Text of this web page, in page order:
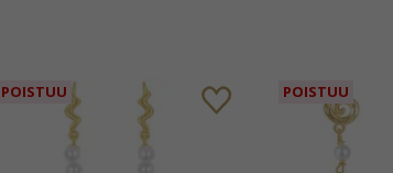
POISTUU POISTUU